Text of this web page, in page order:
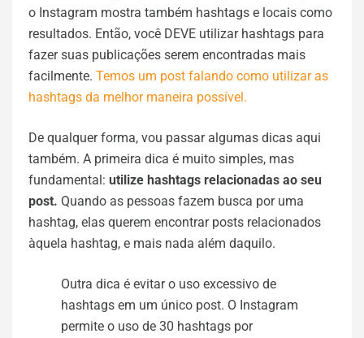
o Instagram mostra também hashtags e locais como
resultados. Então, você DEVE utilizar hashtags para
fazer suas publicações serem encontradas mais
facilmente. Temos um post falando como utilizar as
hashtags da melhor maneira possível.
De qualquer forma, vou passar algumas dicas aqui
também. A primeira dica é muito simples, mas
fundamental: utilize hashtags relacionadas ao seu
post. Quando as pessoas fazem busca por uma
hashtag, elas querem encontrar posts relacionados
àquela hashtag, e mais nada além daquilo.
Outra dica é evitar o uso excessivo de
hashtags em um único post. O Instagram
permite o uso de 30 hashtags por